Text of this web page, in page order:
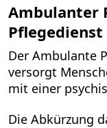
Ambulanter
Pflegedienst
Der Ambulante
versorgt
mit einer
Die Abkürzung